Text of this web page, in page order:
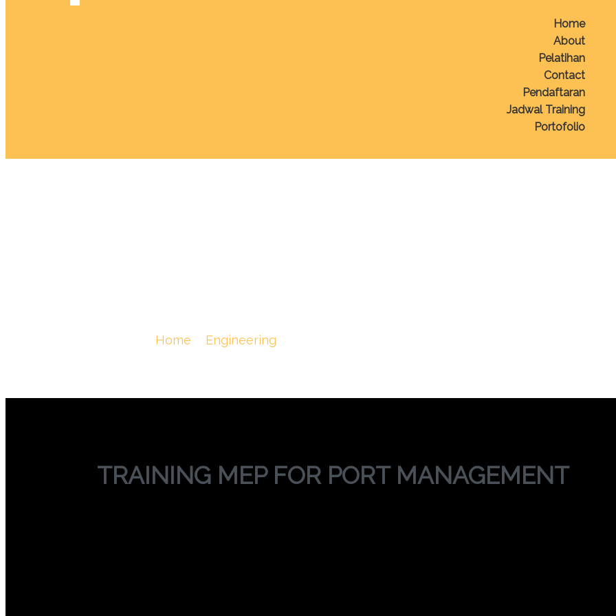
Home
About
Pelatihan
Contact
Pendaftaran
Jadwal Training
Portofolio
Home Engineering
TRAINING MEP FOR PORT MANAGEMENT